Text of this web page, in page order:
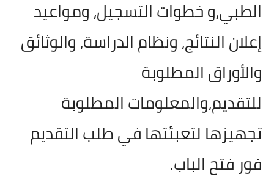
الطبي،و خطوات التسجيل، ومواعيد
إعلان النتائج، ونظام الدراسة، والوثائق
والأوراق المطلوبة
للتقديم،والمعلومات المطلوبة
تجهيزها لتعبئتها في طلب التقديم
فور فتح الباب.